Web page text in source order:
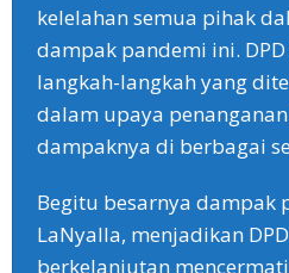
kelelahan semua pihak
dampak pandemi ini.
langkah-langkah yang
dalam upaya
dampaknya di berbagai
Begitu besarnya dampak
LaNyalla, menjadikan
berkelanjutan